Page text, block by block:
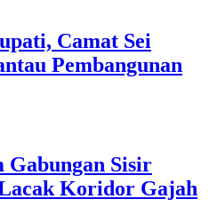
Camat Sei
Pembangunan
Gabungan Sisir
Koridor Gajah